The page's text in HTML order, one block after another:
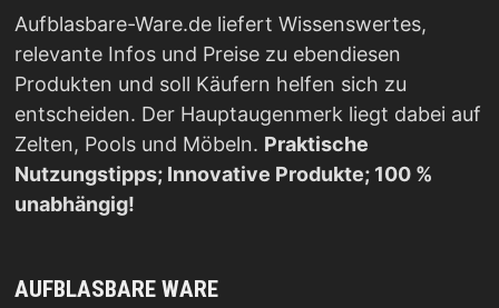
Aufblasbare-Ware.de liefert Wissenswertes,
relevante Infos und Preise zu ebendiesen
Produkten und soll Käufern helfen sich zu
entscheiden. Der Hauptaugenmerk liegt dabei auf
Zelten, Pools und Möbeln. Praktische
Nutzungstipps; Innovative Produkte; 100 %
unabhängig!
AUFBLASBARE WARE